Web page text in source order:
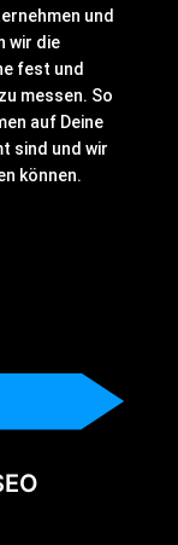
und
wir die
fest und
messen. So
auf Deine
sind und wir
können.